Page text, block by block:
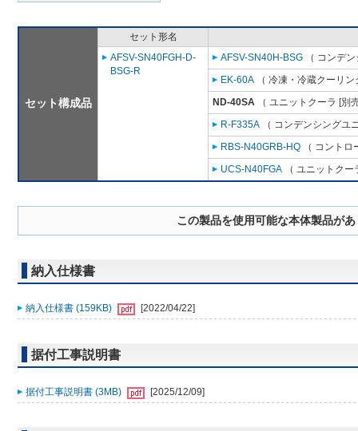
セット構成品
セット形名
AFSV-SN40FGH-D-
BSG-R
AFSV-SN40H-BSG （ コンデ
EK-60A （ 冷凍・冷蔵クーリ
ND-40SA （ ユニットクーラ [別
R-F335A （ コンデンシングユ
RBS-N40GRB-HQ （ コント
UCS-N40FGA （ ユニットク
この製品を使用可能な本体製品が
納入仕様書
納入仕様書 (159KB) [2022/04/22]
据付工事説明書
据付工事説明書 (3MB) [2025/12/09]